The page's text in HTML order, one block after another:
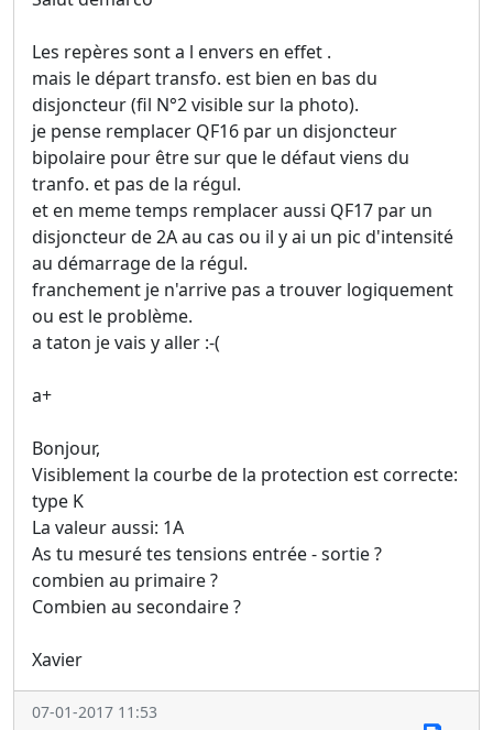
Les repères sont a l envers en effet .
mais le départ transfo. est bien en bas du
disjoncteur (fil N°2 visible sur la photo).
je pense remplacer QF16 par un disjoncteur
bipolaire pour être sur que le défaut viens du
tranfo. et pas de la régul.
et en meme temps remplacer aussi QF17 par un
disjoncteur de 2A au cas ou il y ai un pic d'intensité
au démarrage de la régul.
franchement je n'arrive pas a trouver logiquement
ou est le problème.
a taton je vais y aller :-(
a+
Bonjour,
Visiblement la courbe de la protection est correcte:
type K
La valeur aussi: 1A
As tu mesuré tes tensions entrée - sortie ?
combien au primaire ?
Combien au secondaire ?
Xavier
07-01-2017 11:53